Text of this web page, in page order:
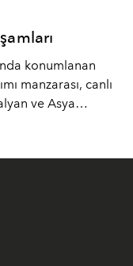
konumlanan
manzarası, canlı
ve Asya